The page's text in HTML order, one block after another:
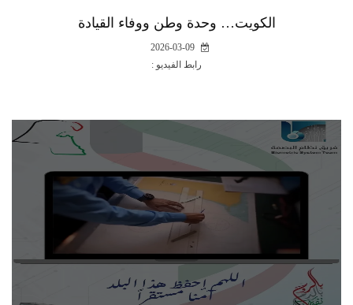
الكويت… وحدة وطن ووفاء القيادة
رابط الفيديو :